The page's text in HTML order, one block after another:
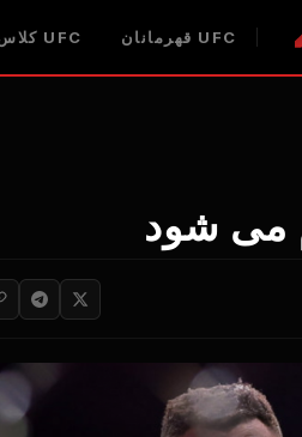
UFC قهرمانان UFC